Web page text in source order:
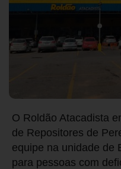
O Roldão Atacadista
de Repositores de
equipe na unidade de
para pessoas com